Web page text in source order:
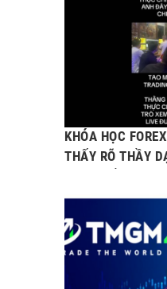
KHÓA HỌC
THẤY RÕ THẦY